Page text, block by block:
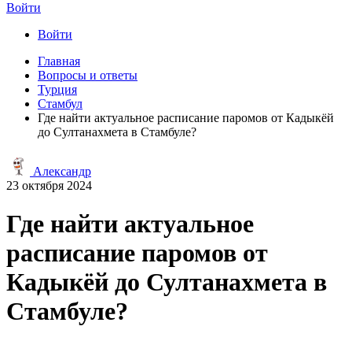
Войти
Войти
Главная
Вопросы и ответы
Турция
Стамбул
Где найти актуальное расписание паромов от Кадыкёй
до Султанахмета в Стамбуле?
Александр
23 октября 2024
Где найти актуальное
расписание паромов от
Кадыкёй до Султанахмета в
Стамбуле?